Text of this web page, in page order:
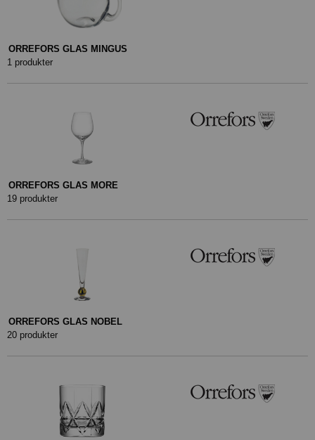
ORREFORS GLAS MINGUS
1 produkter
ORREFORS GLAS MORE
19 produkter
ORREFORS GLAS NOBEL
20 produkter